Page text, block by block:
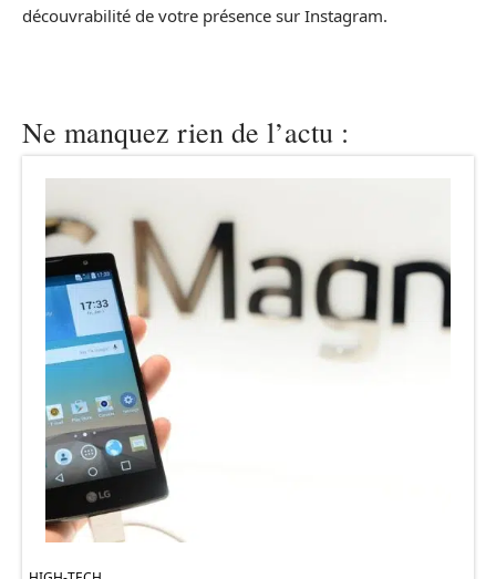
découvrabilité de votre présence sur Instagram.
Ne manquez rien de l’actu :